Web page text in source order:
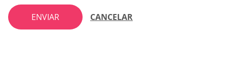
ENVIAR CANCELAR